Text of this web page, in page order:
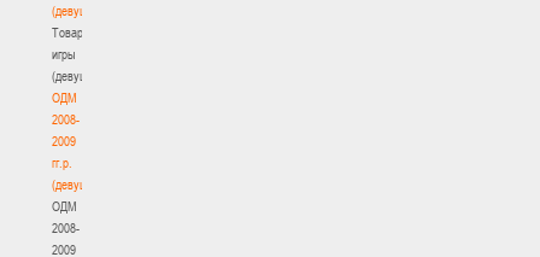
(девушки)
Товарищеские
игры
(девушки)
ОДМ
2008-
2009
гг.р.
(девушки)
ОДМ
2008-
2009